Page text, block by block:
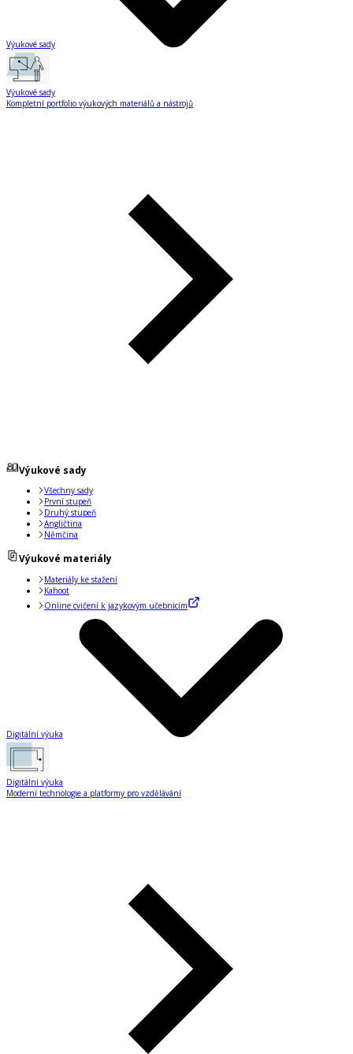
Výukové sady
Výukové sady
Kompletní portfolio výukových materiálů a nástrojů
Výukové sady
Všechny sady
První stupeň
Druhý stupeň
Angličtina
Němčina
Výukové materiály
Materiály ke stažení
Kahoot
Online cvičení k jazykovým učebnicím
Digitální výuka
Digitální výuka
Moderní technologie a platformy pro vzdělávání